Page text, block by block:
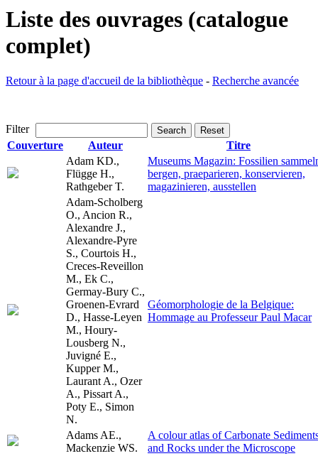
Liste des ouvrages (catalogue
complet)
Retour à la page d'accueil de la bibliothèque - Recherche avancée
Filter Search Reset
Couverture Auteur
Titre
Adam KD.,
Flügge H.,
Rathgeber T.
Museums Magazin: Fossilien
bergen, praeparieren, konservieren,
magazinieren, ausstellen
Adam-Scholberg
O., Ancion R.,
Alexandre J.,
Alexandre-Pyre
S., Courtois H.,
Creces-Reveillon
M., Ek C.,
Germay-Bury C.,
Groenen-Evrard
D., Hasse-Leyen
M., Houry-
Lousberg N.,
Juvigné E.,
Kupper M.,
Laurant A., Ozer
A., Pissart A.,
Poty E., Simon
N.
Géomorphologie de la Belgique:
Hommage au Professeur Paul Macar
Adams AE.,
Mackenzie WS.
A colour atlas of Carbonate
and Rocks under the Microscope